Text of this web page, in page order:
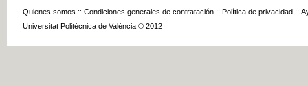
Quienes somos :: Condiciones generales de contratación :: Política de privacidad ::
Universitat Politècnica de València © 2012